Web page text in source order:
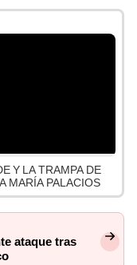
Y LA TRAMPA DE
MARÍA PALACIOS
ataque tras